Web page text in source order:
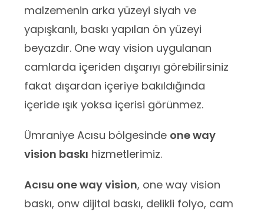
malzemenin arka yüzeyi siyah ve
yapışkanlı, baskı yapılan ön yüzeyi
beyazdır. One way vision uygulanan
camlarda içeriden dışarıyı görebilirsiniz
fakat dışardan içeriye bakıldığında
içeride ışık yoksa içerisi görünmez.
Ümraniye Acısu bölgesinde one way
vision baskı hizmetlerimiz.
Acısu one way vision, one way vision
baskı, onw dijital baskı, delikli folyo, cam